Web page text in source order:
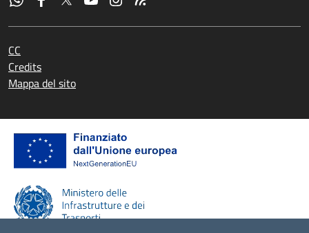
CC
Credits
Mappa del sito